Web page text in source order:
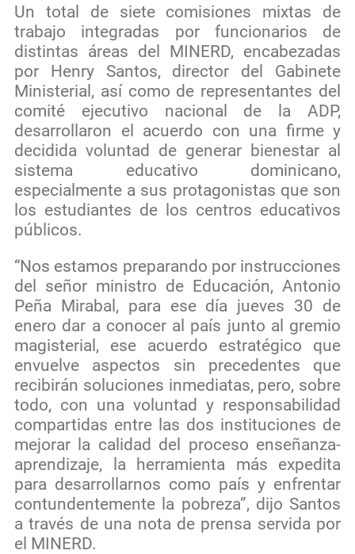
Un total de siete comisiones mixtas de
trabajo integradas por funcionarios de
distintas áreas del MINERD, encabezadas
por Henry Santos, director del Gabinete
Ministerial, así como de representantes del
comité ejecutivo nacional de la ADP,
desarrollaron el acuerdo con una firme y
decidida voluntad de generar bienestar al
sistema educativo dominicano,
especialmente a sus protagonistas que son
los estudiantes de los centros educativos
públicos.
“Nos estamos preparando por instrucciones
del señor ministro de Educación, Antonio
Peña Mirabal, para ese día jueves 30 de
enero dar a conocer al país junto al gremio
magisterial, ese acuerdo estratégico que
envuelve aspectos sin precedentes que
recibirán soluciones inmediatas, pero, sobre
todo, con una voluntad y responsabilidad
compartidas entre las dos instituciones de
mejorar la calidad del proceso enseñanza-
aprendizaje, la herramienta más expedita
para desarrollarnos como país y enfrentar
contundentemente la pobreza”, dijo Santos
a través de una nota de prensa servida por
el MINERD.